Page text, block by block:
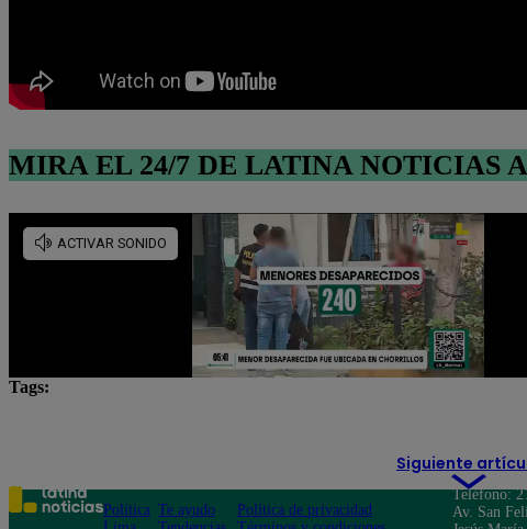
MIRA EL 24/7 DE LATINA NOTICIAS
Tags:
Siguiente
Política Te ayudo
Política de privacidad
Teléfono:
Av. San